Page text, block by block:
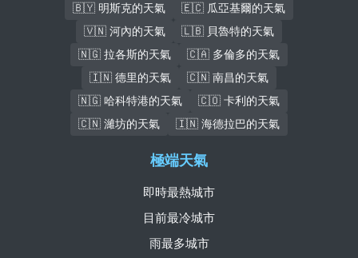
🇧🇾 明斯克的天氣
🇪🇨 瓜亞基爾的天氣
🇻🇳 河內的天氣
🇱🇧 貝魯特的天氣
🇳🇬 拉各斯的天氣
🇨🇦 多倫多的天氣
🇮🇳 德里的天氣
🇨🇳 南昌的天氣
🇳🇬 哈科特港的天氣
🇨🇴 卡利的天氣
🇨🇳 濰坊的天氣
🇮🇳 海德拉巴的天氣
極端天氣
即時最熱城市
目前最冷城市
雨最多城市